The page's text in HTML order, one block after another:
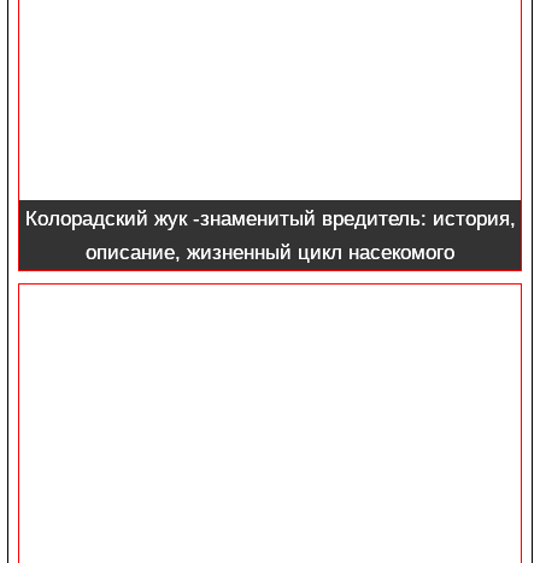
Колорадский жук -знаменитый вредитель: история,
описание, жизненный цикл насекомого